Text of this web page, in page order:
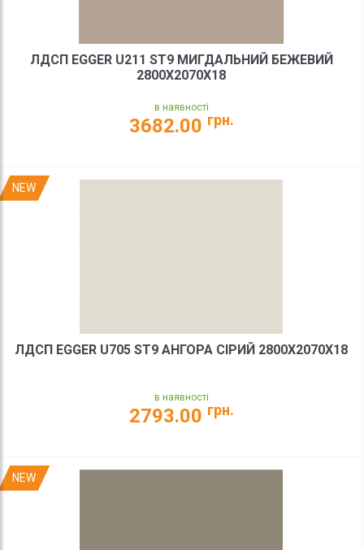
ЛДСП EGGER U211 ST9 МИГДАЛЬНИЙ БЕЖЕВИЙ
2800X2070X18
в наявності
3682.00 грн.
NEW
ЛДСП EGGER U705 ST9 АНГОРА СІРИЙ 2800X2070X18
в наявності
2793.00 грн.
NEW